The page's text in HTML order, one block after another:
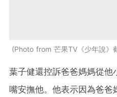
Photo from 芒果TV《少年說》
葉子健還控訴爸爸媽媽從他
嘴安撫他。他表示因為爸爸